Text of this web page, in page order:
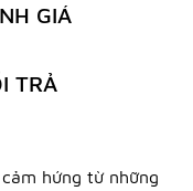
GIÁ
TRẢ
hứng từ những